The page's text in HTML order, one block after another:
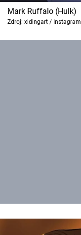
Mark Ruffalo (Hulk)
Zdroj: xidingart / Instagram